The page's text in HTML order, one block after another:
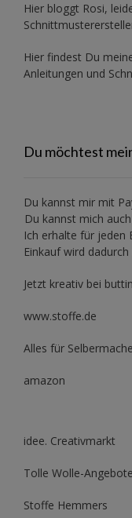
Hier bloggt Rosi,
Hier findest Du
Anleitungen und
Du möchtest
Du kannst mir mit
Du kannst mich
Ich erhalte für jeden
Einkauf wird
Jetzt kreativ bei
www.stoffe.de
Alles für
amazon
idee. Creativmarkt
Tolle Wolle-
Stoffe Hemmers